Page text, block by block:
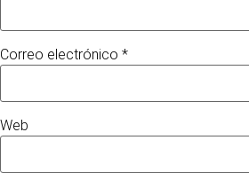
Correo electrónico *
Web